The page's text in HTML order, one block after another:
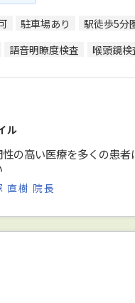
駐車場あり 駅徒歩5分
語音明瞭度検査 喉頭鏡検
ル
の高い医療を多くの患者
直樹 院長